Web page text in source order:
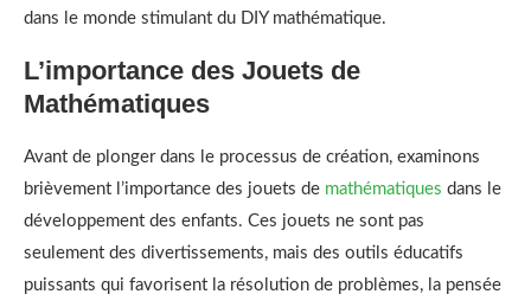
dans le monde stimulant du DIY mathématique.
L’importance des Jouets de
Mathématiques
Avant de plonger dans le processus de création, examinons
brièvement l’importance des jouets de mathématiques dans le
développement des enfants. Ces jouets ne sont pas
seulement des divertissements, mais des outils éducatifs
puissants qui favorisent la résolution de problèmes, la pensée